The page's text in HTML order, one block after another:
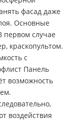
фасад даже
Основные
первом случае
краскопультом.
с
Панель
возможность
воздействия